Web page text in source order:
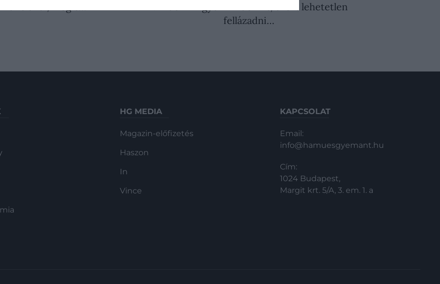
mégis…
Mindenki figyel mindenkit, ezért lehetetlen
fellázadni…
HG MEDIA
Magazin-előfizetés
Haszon
In
Vince
KAPCSOLAT
Email:
info@hamuesgyemant.hu
Cím:
1024 Budapest,
Margit krt. 5/A, 3. em. 1. a